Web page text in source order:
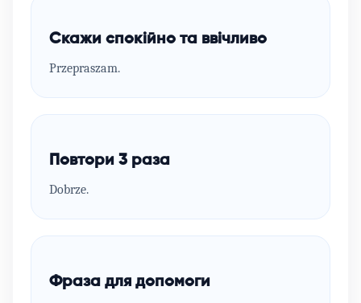
Скажи спокійно та ввічливо
Przepraszam.
Повтори 3 раза
Dobrze.
Фраза для допомоги